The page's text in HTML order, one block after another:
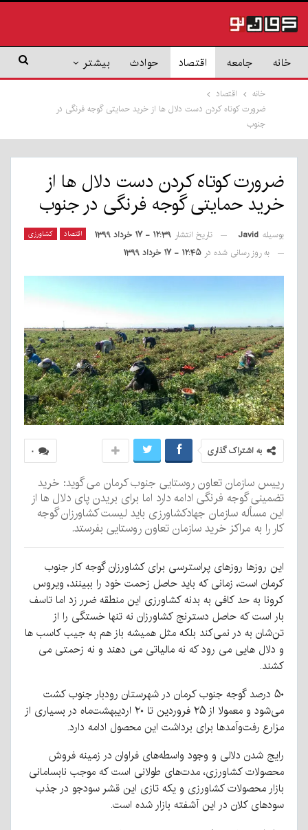
خانه جامعه اقتصاد حوادث بیشتر
خانه
اقتصاد
ضرورت کوتاه کردن دست دلال ها از خرید حمایتی گوجه فرنگی در
جنوب
ضرورت کوتاه کردن دست دلال ها از
خرید حمایتی گوجه فرنگی در جنوب
اقتصاد کشاورزی بوسیله Javid تاریخ انتشار ۱۲:۳۹ - ۱۷ خرداد ۱۳۹۹
به روز رسانی شده در ۱۲:۴۵ - ۱۷ خرداد ۱۳۹۹
۰ به اشتراک گذاری
رییس سازمان تعاون روستایی جنوب کرمان می گوید: خرید
تضمینی گوجه فرنگی ادامه دارد اما برای بریدن پای دلال ها از
این مسأله سازمان جهادکشاورزی باید لیست کشاورزان گوجه
کار را به مراکز خرید سازمان تعاون روستایی بفرستد.
این روز‌ها روز‌های پراسترسی برای کشاورزان گوجه کار جنوب
کرمان است، زمانی که باید حاصل زحمت خود را ببینند، ویروس
کرونا به حد کافی به بدنه کشاورزی این منطقه ضرر زد اما تاسف
بار است که حاصل دسترنج کشاورزان نه تنها خستگی را از
تن‌شان به در نمی‌کند بلکه مثل همیشه باز هم به جیب کاسب ها
و دلال هایی می رود که نه مالیاتی می دهند و نه زحمتی می
کشند.
۵۰ درصد گوجه جنوب کرمان در شهرستان رودبار جنوب کشت
می‌شود و معمولا از ۲۵ فروردین تا ۲۰ اردیبهشت‌ماه در بسیاری از
مزارع رفت‌وآمدها برای برداشت این محصول ادامه دارد.
رایج شدن دلالی و وجود واسطه‌های فراوان در زمینه فروش
محصولات کشاورزی، مدت‌های طولانی است که موجب نابسامانی
بازار محصولات کشاورزی و یکه تازی این قشر سودجو در جذب
سودهای کلان در این آشفته بازار شده است.